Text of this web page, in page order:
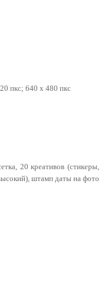
пкс; 640 х 480 пкс
20 креативов (стикеры,
штамп даты на фото